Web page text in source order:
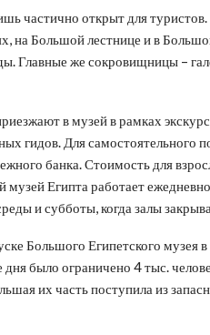
частично открыт для
на Большой лестнице и в
Главные же сокровищницы –
в музей в рамках
гидов. Для самостоятельного
банка. Стоимость для
музей Египта работает
и субботы, когда залы
Большого Египетского музея
дня было ограничено 4 тыс.
их часть поступила из